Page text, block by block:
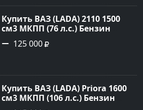
Авторынок23
Купить ВАЗ (LADA) 2110 1500
см3 МКПП (76 л.с.) Бензин
инжектор в Новороссийск:
цвет белый Седан 2004 года по
Авторынок23
125 000
Купить ВАЗ (LADA) Priora 1600
см3 МКПП (106 л.с.) Бензин
инжектор в Темрюк : цвет